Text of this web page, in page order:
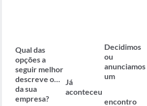
Qual das
opções a
seguir melhor
descreve o…
da sua
empresa?
Já
aconteceu
Decidimos
ou
anunciamos
um
encontro